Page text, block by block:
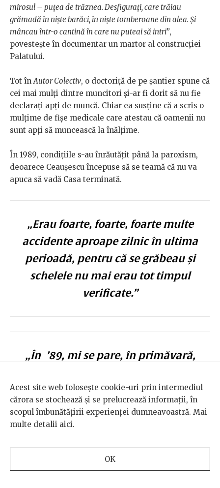
mirosul – puțea de trăznea. Desfigurați, care trăiau
grămadă în niște barăci, în niște tomberoane din alea. Și
mâncau într-o cantină în care nu puteai să intri”,
povestește în documentar un martor al construcției
Palatului.
Tot în Autor Colectiv, o doctoriță de pe șantier spune că
cei mai mulți dintre muncitori și-ar fi dorit să nu fie
declarați apți de muncă. Chiar ea susține că a scris o
mulțime de fișe medicale care atestau că oamenii nu
sunt apți să muncească la înălțime.
În 1989, condițiile s-au înrăutățit până la paroxism,
deoarece Ceaușescu începuse să se teamă că nu va
apuca să vadă Casa terminată.
„Erau foarte, foarte, foarte multe
accidente aproape zilnic în ultima
perioadă, pentru că se grăbeau și
schelele nu mai erau tot timpul
verificate.”
„În ’89, mi se pare, în primăvară,
25 de metri a două-trei persoane.
Normal că s-au făcut praf.”
„S-a spart un perete aici și au găsit și
Acest site web folosește cookie-uri prin intermediul
cărora se stochează și se prelucrează informații, în
scopul îmbunătățirii experienței dumneavoastră. Mai
multe detalii aici.
OK